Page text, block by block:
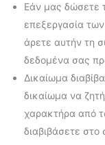
Εάν μας δώσετε
επεξεργασία
άρετε αυτήν τη
δεδομένα σας
Δικαίωμα
δικαίωμα να
χαρακτήρα από
διαβιβάσετε